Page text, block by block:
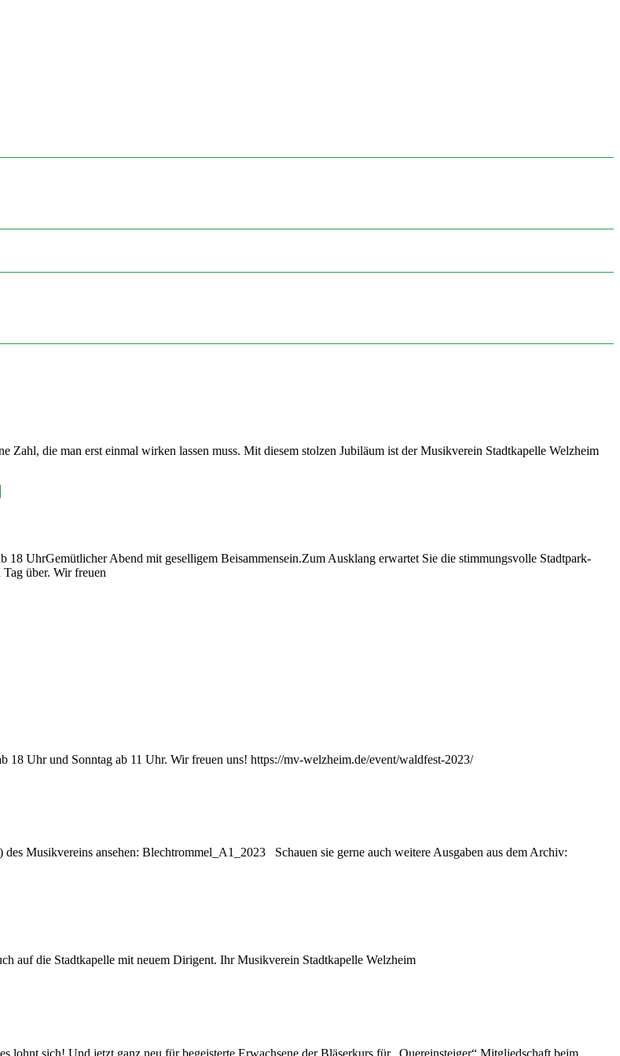
Zahl, die man erst einmal wirken lassen muss. Mit diesem stolzen Jubiläum ist der Musikverein Stadtkapelle Welzheim
18 UhrGemütlicher Abend mit geselligem Beisammensein.Zum Ausklang erwartet Sie die stimmungsvolle Stadtpark-
über. Wir freuen
18 Uhr und Sonntag ab 11 Uhr. Wir freuen uns! https://mv-welzheim.de/event/waldfest-2023/
Musikvereins ansehen: Blechtrommel_A1_2023 Schauen sie gerne auch weitere Ausgaben aus dem Archiv:
auf die Stadtkapelle mit neuem Dirigent. Ihr Musikverein Stadtkapelle Welzheim
sich! Und jetzt ganz neu für begeisterte Erwachsene der Bläserkurs für „Quereinsteiger“ Mitgliedschaft beim